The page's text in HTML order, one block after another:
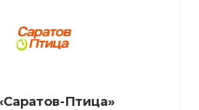
Птица»